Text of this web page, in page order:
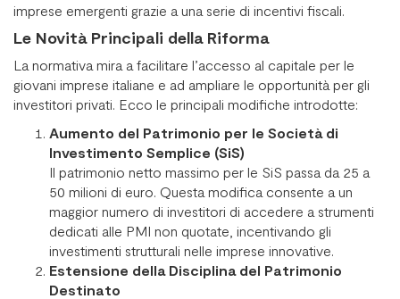
imprese emergenti grazie a una serie di incentivi fiscali.
Le Novità Principali della Riforma
La normativa mira a facilitare l’accesso al capitale per le
giovani imprese italiane e ad ampliare le opportunità per gli
investitori privati. Ecco le principali modifiche introdotte:
Aumento del Patrimonio per le Società di
Investimento Semplice (SiS)
Il patrimonio netto massimo per le SiS passa da 25 a
50 milioni di euro. Questa modifica consente a un
maggior numero di investitori di accedere a strumenti
dedicati alle PMI non quotate, incentivando gli
investimenti strutturali nelle imprese innovative.
Estensione della Disciplina del Patrimonio
Destinato